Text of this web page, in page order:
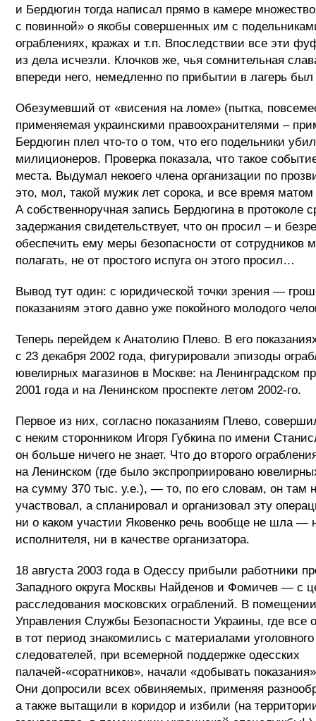
и Бердюгин тогда написал прямо в камере
с повинной» о якобы совершенных им с
ограблениях, кражах и т.п. Впоследствии все эти
из дела исчезли. Клочков же, чья сомнительная
впереди него, немедленно по прибытии в лагерь
Обезумевший от «висения на ломе» (пытка,
применяемая украинскими правоохранителями –
Бердюгин плел что-то о том, что его подельники
милиционеров. Проверка показала, что такое
места. Выдумал некоего члена организации по
это, мол, такой мужик лет сорока, и все время
А собственноручная запись Бердюгина в протоколе
задержания свидетельствует, что он просил – и
обеспечить ему меры безопасности от сотрудников
полагать, не от простого испуга он этого просил…
Вывод тут один: с юридической точки зрения —
показаниям этого давно уже покойного молодого
Теперь перейдем к Анатолию Плево. В его
с 23 декабря 2002 года, фигурировали эпизоды
ювелирных магазинов в Москве: на Ленинградском
2001 года и на Ленинском проспекте летом 2002-го.
Первое из них, согласно показаниям Плево,
с неким сторонником Игоря Губкина по имени
он больше ничего не знает. Что до второго
на Ленинском (где было экспроприировано
на сумму 370 тыс. у.е.), — то, по его словам, он там
участвовал, а спланировал и организовал эту
ни о каком участии Яковенко речь вообще не шла —
исполнителя, ни в качестве организатора.
18 августа 2003 года в Одессу прибыли работники
Западного округа Москвы Найденов и Фомичев — с
расследования московских ограблений. В
Управления Службы Безопасности Украины, где все
в тот период знакомились с материалами
следователей, при всемерной поддержке одесских
палачей-«соратников», начали «добывать
Они допросили всех обвиняемых, применяя
а также вытащили в коридор и избили (на